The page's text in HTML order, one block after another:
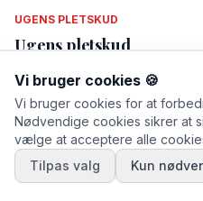
UGENS PLETSKUD
Ugens pletskud
Vi bruger cookies 🍪
Vi bruger cookies for at
Nødvendige cookies sikrer at
vælge at acceptere alle
Tilpas valg
Kun